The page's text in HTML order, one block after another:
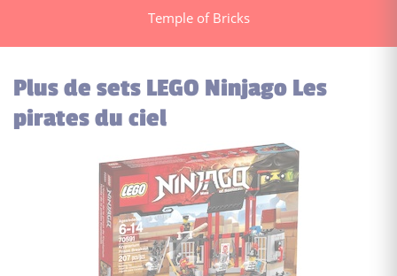
Temple of Bricks
Plus de sets LEGO Ninjago Les
pirates du ciel